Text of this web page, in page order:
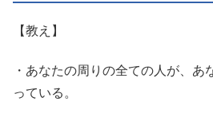
【教え】
・あなたの周りの全ての人が、あ
っている。